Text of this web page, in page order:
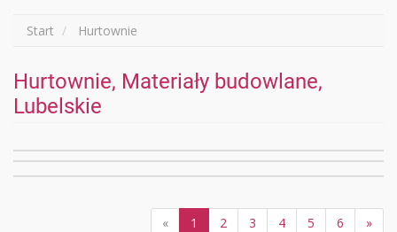
Start Hurtownie
Hurtownie, Materiały budowlane,
Lubelskie
« 1 2 3 4 5 6 »